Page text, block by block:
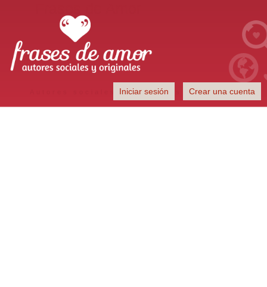
Autores sociales y originales
Iniciar sesión Crear una cuenta